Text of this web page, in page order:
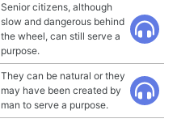
Senior citizens, although
slow and dangerous behind
the wheel, can still serve a
purpose.
They can be natural or they
may have been created by
man to serve a purpose.